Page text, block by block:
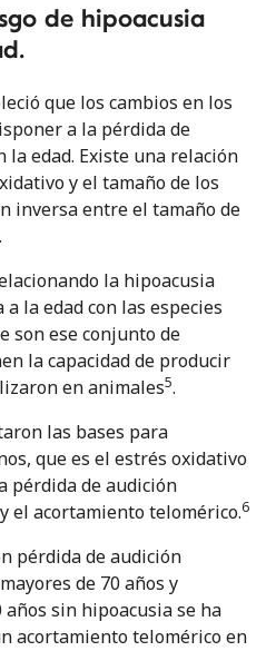
puede ser realizada con la autorización
prevista por la ley. Diríjase al autor si
fragmento de esta obra.
de hipoacusia
que los cambios en los
a la pérdida de
la edad. Existe una relación
y el tamaño de los
inversa entre el tamaño de
.
la hipoacusia
la edad con las especies
son ese conjunto de
la capacidad de producir
en animales5.
las bases para
que es el estrés oxidativo
pérdida de audición
el acortamiento telomérico.6
pérdida de audición
de 70 años y
sin hipoacusia se ha
acortamiento telomérico en